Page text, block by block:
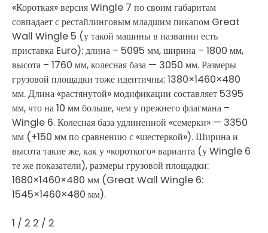
«Короткая» версия Wingle 7 по своим габаритам
совпадает с рестайлинговым младшим пикапом Great
Wall Wingle 5 (у такой машины в названии есть
приставка Euro): длина – 5095 мм, ширина – 1800 мм,
высота – 1760 мм, колесная база — 3050 мм. Размеры
грузовой площадки тоже идентичны: 1380×1460×480
мм. Длина «растянутой» модификации составляет 5395
мм, что на 10 мм больше, чем у прежнего флагмана –
Wingle 6. Колесная база удлиненной «семерки» — 3350
мм (+150 мм по сравнению с «шестеркой»). Ширина и
высота такие же, как у «короткого» варианта (у Wingle 6
те же показатели), размеры грузовой площадки:
1680×1460×480 мм (Great Wall Wingle 6:
1545×1460×480 мм).
1 / 2 2 / 2